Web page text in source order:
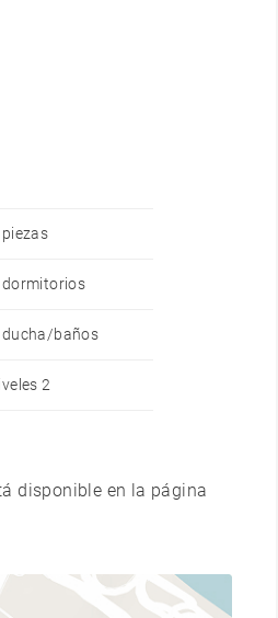
dormitorios
ducha/baños
2
disponible en la página